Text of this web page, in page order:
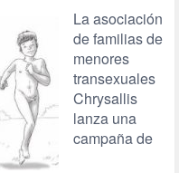
La asociación
de familias de
menores
transexuales
Chrysallis
lanza una
campaña de